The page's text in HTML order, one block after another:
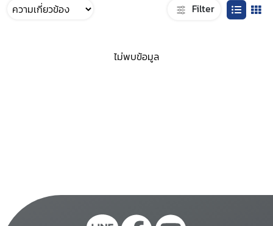
Filter
ไม่พบข้อมูล